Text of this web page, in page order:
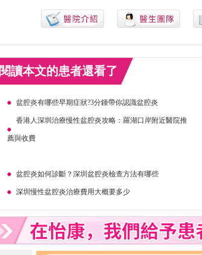
閱讀本文的患者還看了
盆腔炎有哪些早期症狀?3分鍾帶你認識盆腔炎
香港人深圳治療慢性盆腔炎攻略：羅湖口岸附近醫院推
薦與收費
盆腔炎如何診斷？深圳盆腔炎檢查方法有哪些
深圳慢性盆腔炎治療費用大概要多少